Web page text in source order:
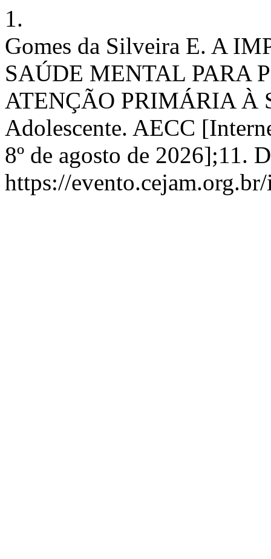
1.
Gomes da Silveira E. A
SAÚDE MENTAL PARA
ATENÇÃO PRIMÁRIA À
Adolescente. AECC
8º de agosto de 2026];11.
https://